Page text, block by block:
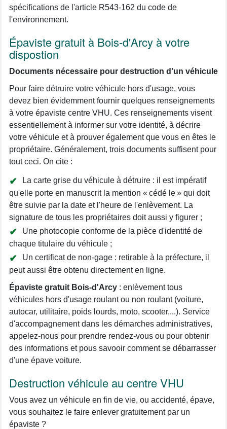
spécifications de l'article R543-162 du code de
l'environnement.
Épaviste gratuit à Bois-d'Arcy à votre
dispostion
Documents nécessaire pour destruction d'un véhicule
Pour faire détruire votre véhicule hors d'usage, vous
devez bien évidemment fournir quelques renseignements
à votre épaviste centre VHU. Ces renseignements visent
essentiellement à informer sur votre identité, à décrire
votre véhicule et à prouver également que vous en êtes le
propriétaire. Généralement, trois documents suffisent pour
tout ceci. On cite :
La carte grise du véhicule à détruire : il est impératif
qu'elle porte en manuscrit la mention « cédé le » qui doit
être suivie par la date et l'heure de l'enlèvement. La
signature de tous les propriétaires doit aussi y figurer ;
Une photocopie conforme de la pièce d'identité de
chaque titulaire du véhicule ;
Un certificat de non-gage : retirable à la préfecture, il
peut aussi être obtenu directement en ligne.
Épaviste gratuit Bois-d'Arcy : enlèvement tous
véhicules hors d'usage roulant ou non roulant (voiture,
autocar, utilitaire, poids lourds, moto, scooter,...). Service
d'accompagnement dans les démarches administratives,
appelez-nous pour prendre rendez-vous ou pour obtenir
des informations et pous savooir comment se débarrasser
d'une épave voiture.
Destruction véhicule au centre VHU
Vous avez un véhicule en fin de vie, ou accidenté, épave,
vous souhaitez le faire enlever gratuitement par un
épaviste ?